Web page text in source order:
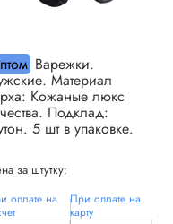
Варежки.
Материал
Кожаные люкс
Подклад:
5 шт в упаковке.
за штутку:
оплате на
При оплате на
карту